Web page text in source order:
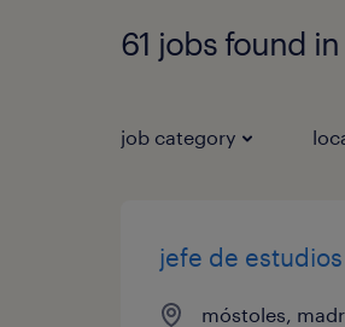
61 jobs found
job category
jefe de estudios
móstoles,